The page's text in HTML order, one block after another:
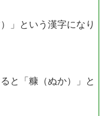
」という漢字になり
と「糠（ぬか）」と